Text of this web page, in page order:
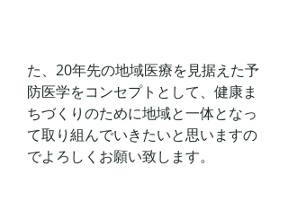
た、20年先の地域医療を見据えた予
防医学をコンセプトとして、健康ま
ちづくりのために地域と一体となっ
て取り組んでいきたいと思いますの
でよろしくお願い致します。